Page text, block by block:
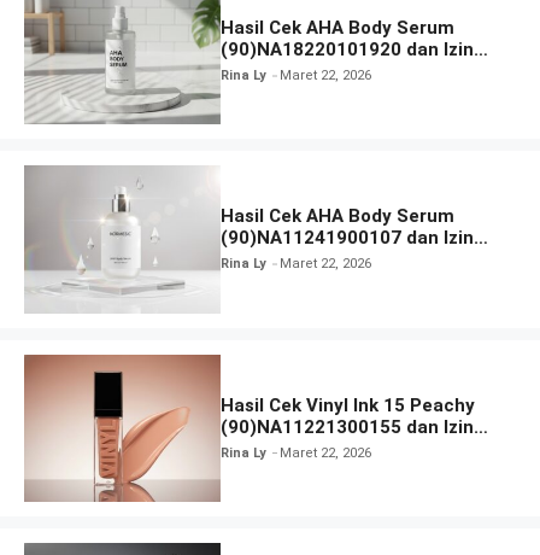
Hasil Cek AHA Body Serum
(90)NA18220101920 dan Izin
BPOM
Rina Ly Maret 22, 2026
Hasil Cek AHA Body Serum
(90)NA11241900107 dan Izin
BPOM
Rina Ly Maret 22, 2026
Hasil Cek Vinyl Ink 15 Peachy
(90)NA11221300155 dan Izin
BPOM
Rina Ly Maret 22, 2026